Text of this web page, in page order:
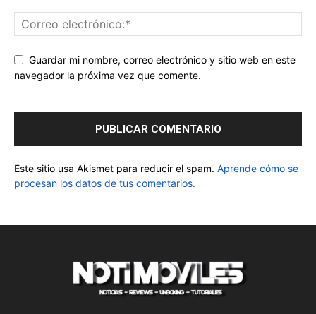
Guardar mi nombre, correo electrónico y sitio web en este
navegador la próxima vez que comente.
Este sitio usa Akismet para reducir el spam. Aprende cómo se
procesan los datos de tus comentarios.